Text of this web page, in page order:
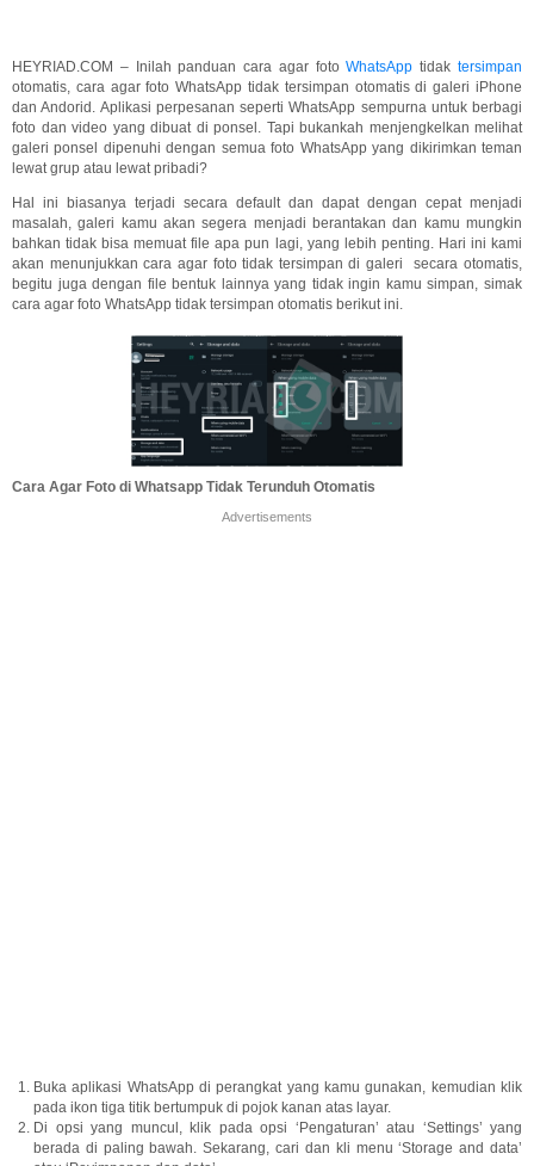
HEYRIAD.COM – Inilah panduan cara agar fotoWhatsApptidaktersimpan
otomatis, cara agar foto WhatsApp tidak tersimpan otomatis di galeri iPhone
dan Andorid. Aplikasi perpesanan seperti WhatsApp sempurna untuk berbagi
foto dan video yang dibuat di ponsel. Tapi bukankah menjengkelkan melihat
galeri ponsel dipenuhi dengan semua foto WhatsApp yang dikirimkan teman
lewat grup atau lewat pribadi?
Hal ini biasanya terjadi secara default dan dapat dengan cepat menjadi
masalah, galeri kamu akan segera menjadi berantakan dan kamu mungkin
bahkan tidak bisa memuat file apa pun lagi, yang lebih penting. Hari ini kami
akan menunjukkan cara agar foto tidak tersimpan di galeri secara otomatis,
begitu juga dengan file bentuk lainnya yang tidak ingin kamu simpan, simak
cara agar foto WhatsApp tidak tersimpan otomatis berikut ini.
Cara Agar Foto di Whatsapp Tidak Terunduh Otomatis
Advertisements
Buka aplikasi WhatsApp di perangkat yang kamu gunakan, kemudian klik
pada ikon tiga titik bertumpuk di pojok kanan atas layar.
Di opsi yang muncul, klik pada opsi ‘Pengaturan’ atau ‘Settings’ yang
berada di paling bawah. Sekarang, cari dan kli menu ‘Storage and data’